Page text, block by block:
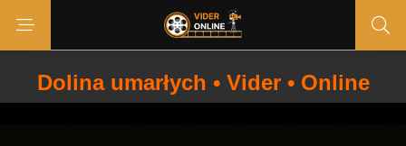
Dolina umarłych • Vider • Online